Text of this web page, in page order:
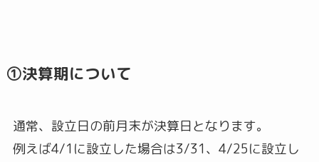
①決算期について
通常、設立日の前月末が決算日となります。
例えば4/1に設立した場合は3/31、4/25に設立し